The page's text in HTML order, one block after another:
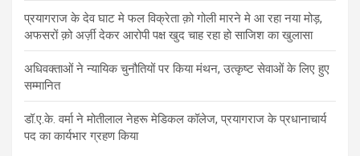
प्रयागराज के देव घाट मे फल विक्रेता क़ो गोली मारने मे आ रहा नया मोड़,
अफसरों क़ो अर्ज़ी देकर आरोपी पक्ष खुद चाह रहा हो साजिश का खुलासा
अधिवक्ताओं ने न्यायिक चुनौतियों पर किया मंथन, उत्कृष्ट सेवाओं के लिए हुए
सम्मानित
डॉ.ए.के. वर्मा ने मोतीलाल नेहरू मेडिकल कॉलेज, प्रयागराज के प्रधानाचार्य
पद का कार्यभार ग्रहण किया